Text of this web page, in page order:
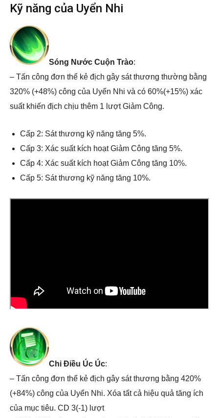
Kỹ năng của Uyển Nhi
Sóng Nước Cuộn Trào:
– Tấn công đơn thể kẻ địch gây sát thương thường bằng
320% (+48%) công của Uyển Nhi và có 60%(+15%) xác
suất khiến địch chịu thêm 1 lượt Giảm Công.
Cấp 2: Sát thương kỹ năng tăng 5%.
Cấp 3: Xác suất kích hoạt Giảm Công tăng 5%.
Cấp 4: Xác suất kích hoạt Giảm Công tăng 10%.
Cấp 5: Sát thương kỹ năng tăng 10%.
Chi Điều Úc Úc:
– Tấn công đơn thể kẻ địch gây sát thương bằng 420%
(+84%) công của Uyển Nhi. Xóa tất cả hiệu quả tăng ích
của mục tiêu. CD 3(-1) lượt